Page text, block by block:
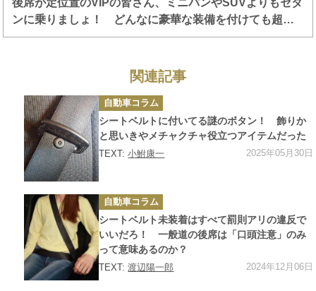
後席が定位置のVIPの皆さん、ミニバンやSUVよりもセダ
ンに乗りましょ！ どんなに豪華な装備を付けても超え
られない物理の壁
関連記事
カ
テ
ゴ
リ
ー
自動車コラム
シートベルトに付いてる謎のボタン！ 飾りか
と思いきやメチャクチャ役立つアイテムだった
TEXT:小鮒康一 2025年05月30日
カ
テ
ゴ
リ
ー
自動車コラム
シートベルト未装着はすべて罰則アリの違反で
いいだろ！ 一般道の後席は「口頭注意」のみ
って意味あるのか？
TEXT:渡辺陽一郎 2024年12月06日